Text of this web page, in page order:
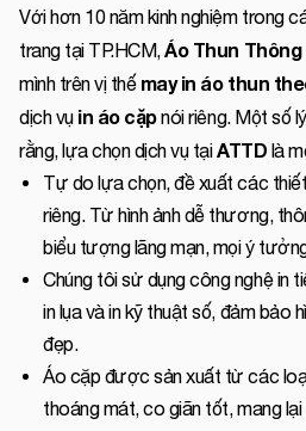
Với hơn 10 năm kinh nghiệm trong
trang tại TP.HCM,Áo Thun
mình trên vị thế may in áo thun
dịch vụin áo cặpnói riêng. Một số
rằng, lựa chọn dịch vụ tạiATTD là
Tự do lựa chọn, đề xuất các
riêng. Từ hình ảnh dễ thương,
biểu tượng lãng mạn, mọi ý
Chúng tôi sử dụng công nghệ in
in lụa và in kỹ thuật số, đảm bảo
đẹp.
Áo cặp được sản xuất từ các
thoáng mát, co giãn tốt, mang